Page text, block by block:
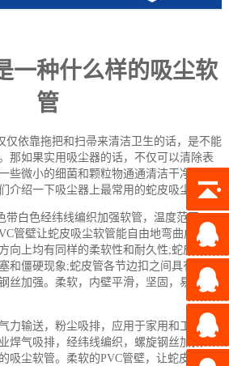
一种什么样的吸尘软
管
依靠拖把和扫帚来清洁卫生的话，是不能
那如果实用吸尘器的话，不仅可以清除表
些微小的细菌和颗粒物通通清洁干净。今
介绍一下吸尘器上最常用的蛇皮吸尘管。
带白色经纬线编织加强软管，温度范围
管壁让蛇皮吸尘软管能自由地弯曲成各种
向上均有同样的柔软性和耐久性;蛇皮吸尘
和僵硬现象;蛇皮管各节边扣之间具有一定
丝加强。柔软，内壁平滑，坚固，易于操
输送，粉尘吸排，应用于家用和工业用
焊气吸排，经纬线编织，螺旋钢丝加强让
吸尘软管。柔软的PVC管壁，让蛇皮除尘